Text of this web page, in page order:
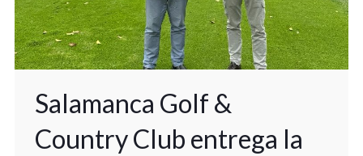
Salamanca Golf &
Country Club entrega la